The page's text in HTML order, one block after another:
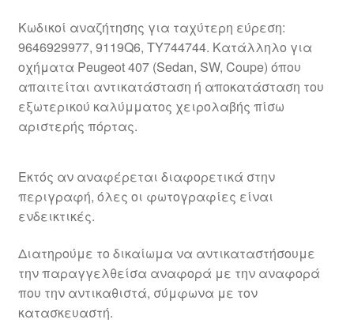
Κωδικοί αναζήτησης για ταχύτερη εύρεση:
9646929977, 9119Q6, TY744744. Κατάλληλο για
οχήματα Peugeot 407 (Sedan, SW, Coupe) όπου
απαιτείται αντικατάσταση ή αποκατάσταση του
εξωτερικού καλύμματος χειρολαβής πίσω
αριστερής πόρτας.
Εκτός αν αναφέρεται διαφορετικά στην
περιγραφή, όλες οι φωτογραφίες είναι
ενδεικτικές.
Διατηρούμε το δικαίωμα να αντικαταστήσουμε
την παραγγελθείσα αναφορά με την αναφορά
που την αντικαθιστά, σύμφωνα με τον
κατασκευαστή.